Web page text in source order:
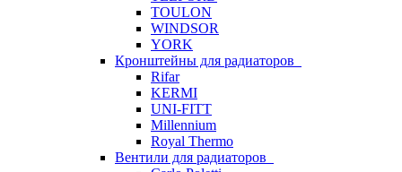
TOULON
WINDSOR
YORK
Кронштейны для радиаторов
Rifar
KERMI
UNI-FITT
Millennium
Royal Thermo
Вентили для радиаторов